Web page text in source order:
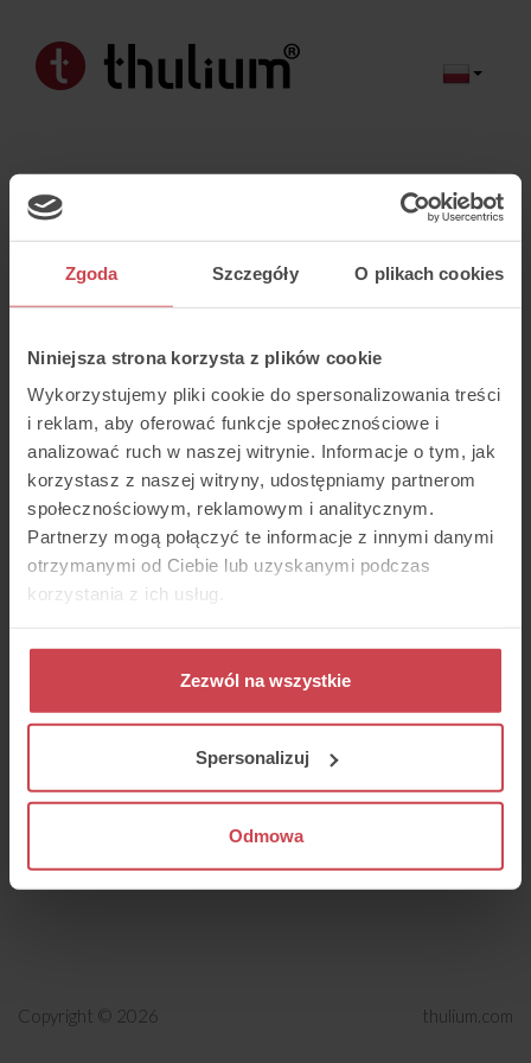
Zgoda Szczegóły O plikach cookies
Niniejsza strona korzysta z plików cookie
Wykorzystujemy pliki cookie do spersonalizowania treści
i reklam, aby oferować funkcje społecznościowe i
analizować ruch w naszej witrynie. Informacje o tym, jak
korzystasz z naszej witryny, udostępniamy partnerom
społecznościowym, reklamowym i analitycznym.
Partnerzy mogą połączyć te informacje z innymi danymi
otrzymanymi od Ciebie lub uzyskanymi podczas
korzystania z ich usług.
Zezwól na wszystkie
Spersonalizuj
Odmowa
Nie pamiętam hasła
Copyright © 2026 thulium.com